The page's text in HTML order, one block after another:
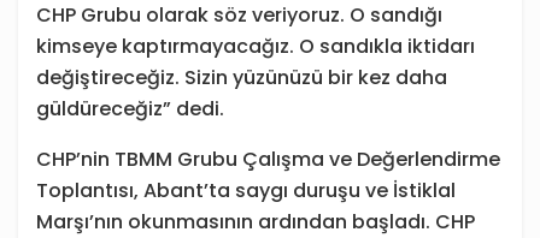
CHP Grubu olarak söz veriyoruz. O sandığı
kimseye kaptırmayacağız. O sandıkla iktidarı
değiştireceğiz. Sizin yüzünüzü bir kez daha
güldüreceğiz” dedi.
CHP’nin TBMM Grubu Çalışma ve Değerlendirme
Toplantısı, Abant’ta saygı duruşu ve İstiklal
Marşı’nın okunmasının ardından başladı. CHP